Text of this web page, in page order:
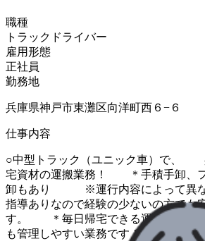
職種
トラックドライバー
雇用形態
正社員
勤務地
兵庫県神戸市東灘区向洋町西６−６
仕事内容
○中型トラック（ユニック車）で、
宅資材の運搬業務！ ＊手積手卸、
卸もあり ※運行内容によって異
指導ありなので経験の少ないの方でも
す。 ＊毎日帰宅できる運行なので
も管理しやすい業務です！ ＊入社後